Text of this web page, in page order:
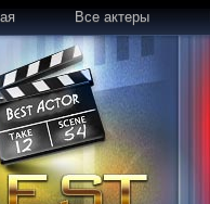
Все актеры